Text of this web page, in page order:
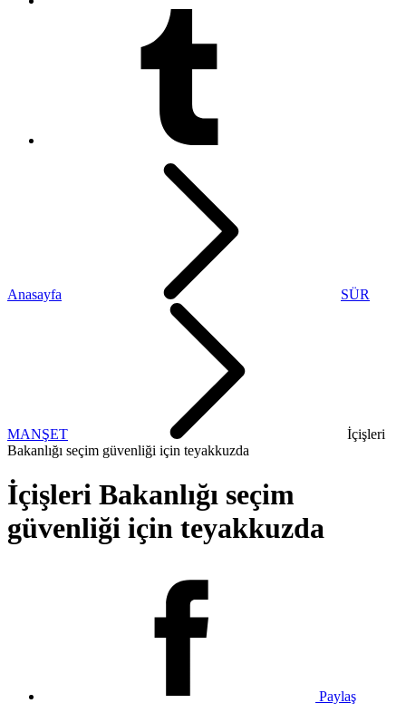
Anasayfa SÜR
MANŞET
İçişleri
Bakanlığı seçim güvenliği için teyakkuzda
İçişleri Bakanlığı seçim
güvenliği için teyakkuzda
Paylaş